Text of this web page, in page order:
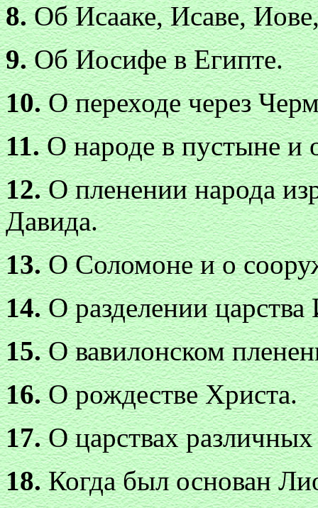
8.Об Исааке, Исаве,
9.Об Иосифе в Египте.
10.О переходе через
11.О народе в пустыне и
12.О пленении народа
Давида.
13.О Соломоне и о
14.О разделении царства
15.О вавилонском
16.О рождестве Христа.
17.О царствах
18.Когда был основан